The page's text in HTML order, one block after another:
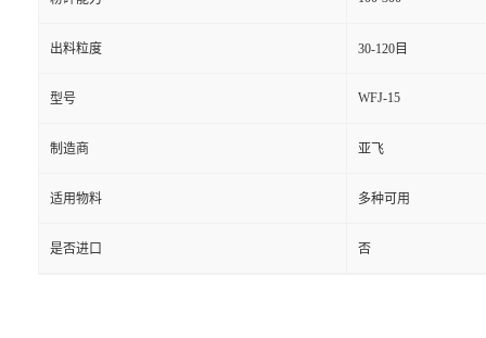
出料粒度 30-120目
型号 WFJ-15
制造商 亚飞
适用物料 多种可用
是否进口 否